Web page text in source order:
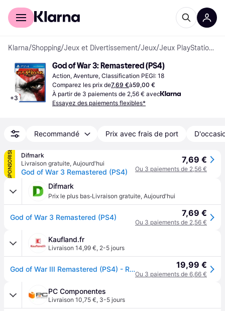
Acheter avec Klarna
Klarna/Shopping/Jeux et Divertissement/Jeux/ Jeux PlayStation 4
+3
God of War 3: Remastered (PS4)
Action, Aventure, Classification PEGI: 18
Comparez les prix de7,69 €à59,00 €
À partir de 3 paiements de 2,56 € avec
Essayez des paiements flexibles*
Recommandé Prix avec frais de port
SPONSORISÉ
Difmark
Livraison gratuite, Aujourd'hui
God of War 3 Remastered (PS4)
7,69 €
Ou 3 paiements de 2,56 €
Difmark
Prix le plus bas·Livraison gratuite, Aujourd'hui
God of War 3 Remastered (PS4) 7,69 €
Ou 3 paiements de 2,56 €
Kaufland.fr
Livraison 14,99 €, 2-5 jours
God of War III Remastered (PS4) - Retrouvez des combats épiques et des aventures légendaires dans la mythologie grecque, désormais dans une qualité HD époustouflante 19,99 €
Ou 3 paiements de 6,66 €
PC Componentes
Livraison 10,75 €, 3-5 jours